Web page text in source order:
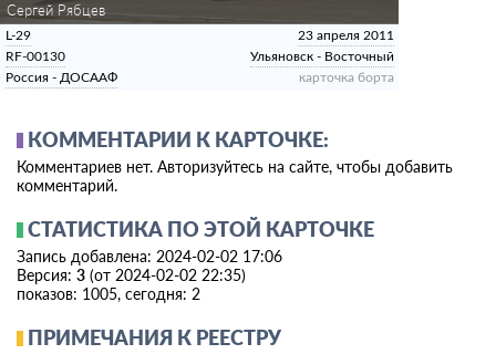
Сергей Рябцев
L-29
RF-00130
Россия - ДОСААФ
23 апреля 2011
Ульяновск - Восточный
карточка борта
КОММЕНТАРИИ К КАРТОЧКЕ:
Комментариев нет. Авторизуйтесь на сайте, чтобы добавить
комментарий.
СТАТИСТИКА ПО ЭТОЙ КАРТОЧКЕ
Запись добавлена: 2024-02-02 17:06
Версия: 3 (от 2024-02-02 22:35)
показов: 1005, сегодня: 2
ПРИМЕЧАНИЯ К РЕЕСТРУ